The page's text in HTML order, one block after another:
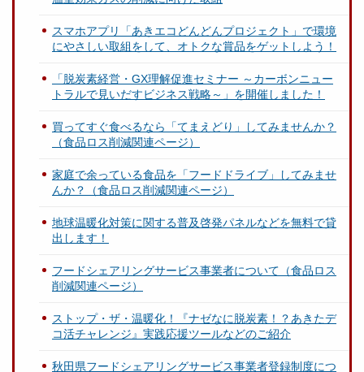
スマホアプリ「あきエコどんどんプロジェクト」で環境
にやさしい取組をして、オトクな賞品をゲットしよう！
「脱炭素経営・GX理解促進セミナー ～カーボンニュー
トラルで見いだすビジネス戦略～」を開催しました！
買ってすぐ食べるなら「てまえどり」してみませんか？
（食品ロス削減関連ページ）
家庭で余っている食品を「フードドライブ」してみませ
んか？（食品ロス削減関連ページ）
地球温暖化対策に関する普及啓発パネルなどを無料で貸
出します！
フードシェアリングサービス事業者について（食品ロス
削減関連ページ）
ストップ・ザ・温暖化！『ナゼなに脱炭素！？あきたデ
コ活チャレンジ』実践応援ツールなどのご紹介
秋田県フードシェアリングサービス事業者登録制度につ